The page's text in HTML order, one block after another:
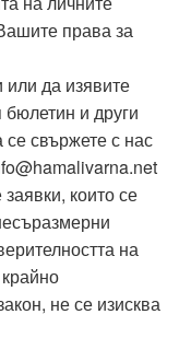
права за
или да изявите
бюлетин и други
свържете с нас
които се
на
не се изисква